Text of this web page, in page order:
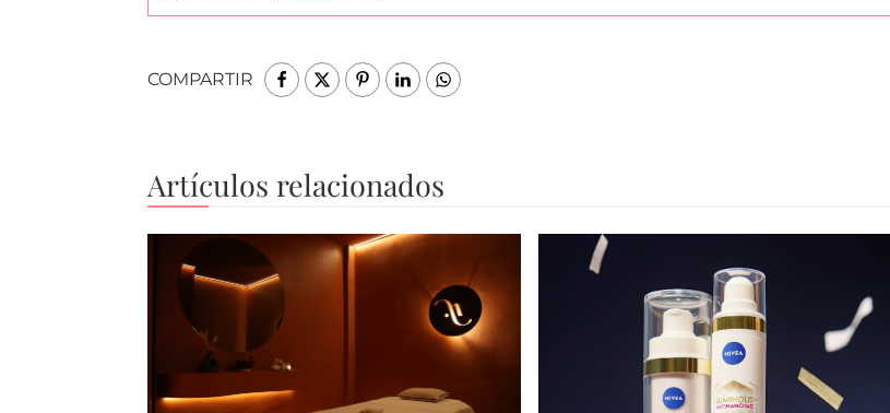
COMPARTIR
Artículos relacionados